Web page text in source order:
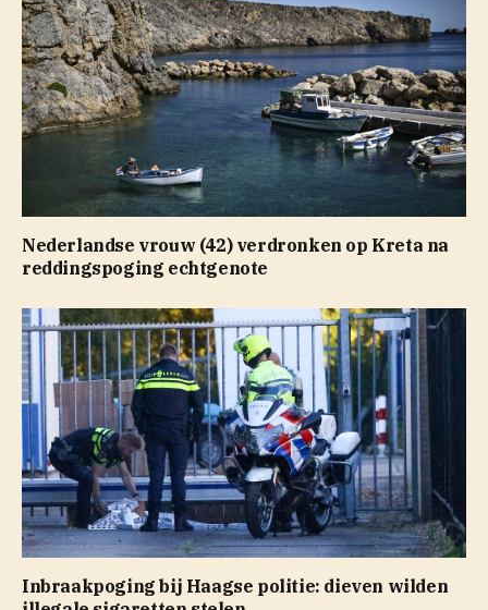
Nederlandse vrouw (42) verdronken op Kreta na
reddingspoging echtgenote
Inbraakpoging bij Haagse politie: dieven wilden